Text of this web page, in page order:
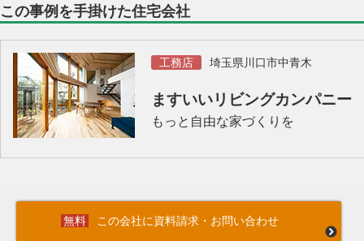
この事例を手掛けた住宅会社
工務店 埼玉県川口市中青木
ますいいリビングカンパニー
もっと自由な家づくりを
この会社に資料請求・お問い合わせ